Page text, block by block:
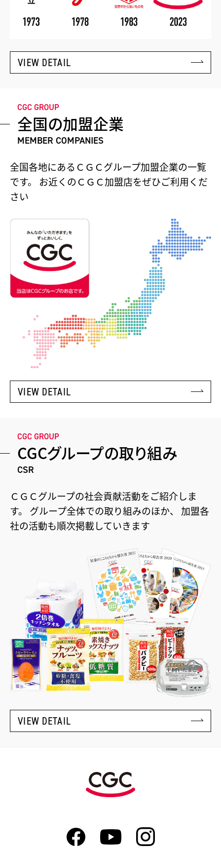
VIEW DETAIL
CGC GROUP
全国の加盟企業
MEMBER COMPANIES
全国各地にあるＣＧＣグループ加盟企業の一覧
です。
お近くのＣＧＣ加盟店をぜひご利用くだ
さい
VIEW DETAIL
CGC GROUP
CGCグループの取り組み
CSR
ＣＧＣグループの社会貢献活動をご紹介しま
す。
グループ全体での取り組みのほか、
加盟各
社の活動も順次掲載していきます
VIEW DETAIL